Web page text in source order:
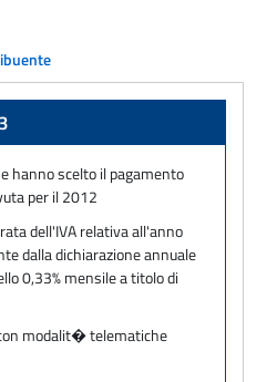
hanno scelto il pagamento
per il 2012
dell'IVA relativa all'anno
dalla dichiarazione annuale
0,33% mensile a titolo di
modalit� telematiche